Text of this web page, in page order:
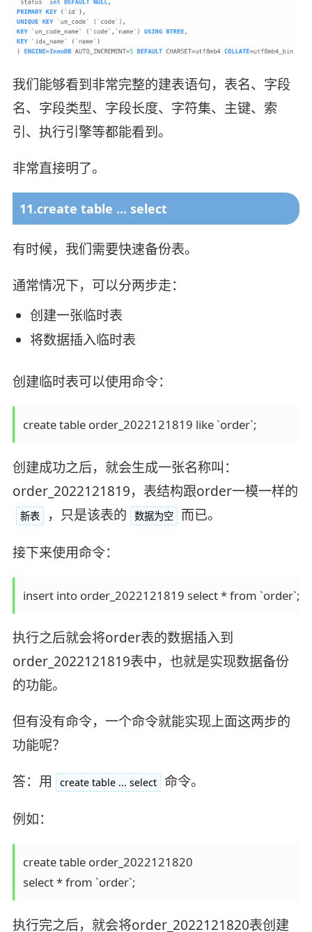
我们能够看到非常完整的建表语句，表名、字段
名、字段类型、字段长度、字符集、主键、索
引、执行引擎等都能看到。
非常直接明了。
11.create table ... select
有时候，我们需要快速备份表。
通常情况下，可以分两步走：
创建一张临时表
将数据插入临时表
创建临时表可以使用命令：
create table order_2022121819 like `order`;
创建成功之后，就会生成一张名称叫：
order_2022121819，表结构跟order一模一样的
新表 ，只是该表的 数据为空 而已。
接下来使用命令：
insert into order_2022121819 select * from `order`;
执行之后就会将order表的数据插入到
order_2022121819表中，也就是实现数据备份
的功能。
但有没有命令，一个命令就能实现上面这两步的
功能呢？
答：用
create table ... select 命令。
例如：
create table order_2022121820
select * from `order`;
执行完之后，就会将order_2022121820表创建